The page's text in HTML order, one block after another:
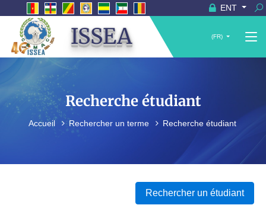
ENT
ISSEA (FR)
Recherche étudiant
Accueil Rechercher un terme Recherche étudiant
Rechercher un étudiant